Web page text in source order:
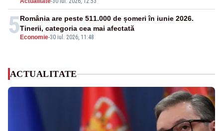
5 Economie-30 iul. 2026, 11:48
România are peste 511.000 de șomeri în iunie 2026.
Tinerii, categoria cea mai afectată
ACTUALITATE